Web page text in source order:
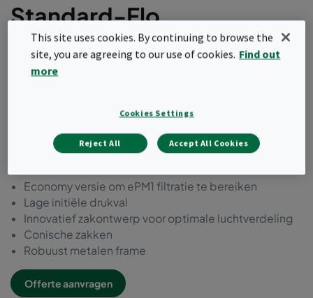
Standard-Flo
Dit zakkenfilter wordt geleverd met een
geoptimaliseerd glasvezelmedium om ePM1 50%
geoptimaliseerde filtermedia en de conische
zakken kan een optimale balans tussen kosten en
totale eigendomskosten worden bereikt.
Economy versie om ePM1 filtratie te bereiken
Lage initiële drukval
Innovatief zakontwerp voor optimale luchtverdeling
Conische zakken
Robuust metalen frame
Offerte aanvragen
This site uses cookies. By continuing to browse the
site, you are agreeing to our use of cookies. Find out
more
Cookies Settings
Reject All Accept All Cookies